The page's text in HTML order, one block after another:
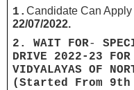
1.Candidate Can
22/07/2022.
2. WAIT FOR-
DRIVE 2022-23 FOR
VIDYALAYAS OF
(Started From